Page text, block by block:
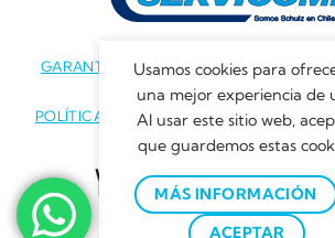
GARANTÍA DE PRODUCTOS
POLÍTICAS DE PRIVACIDAD
Usamos cookies para
una mejor experiencia de
Al usar este sitio web,
que guardemos estas
MÁS INFORMACIÓN
ACEPTAR